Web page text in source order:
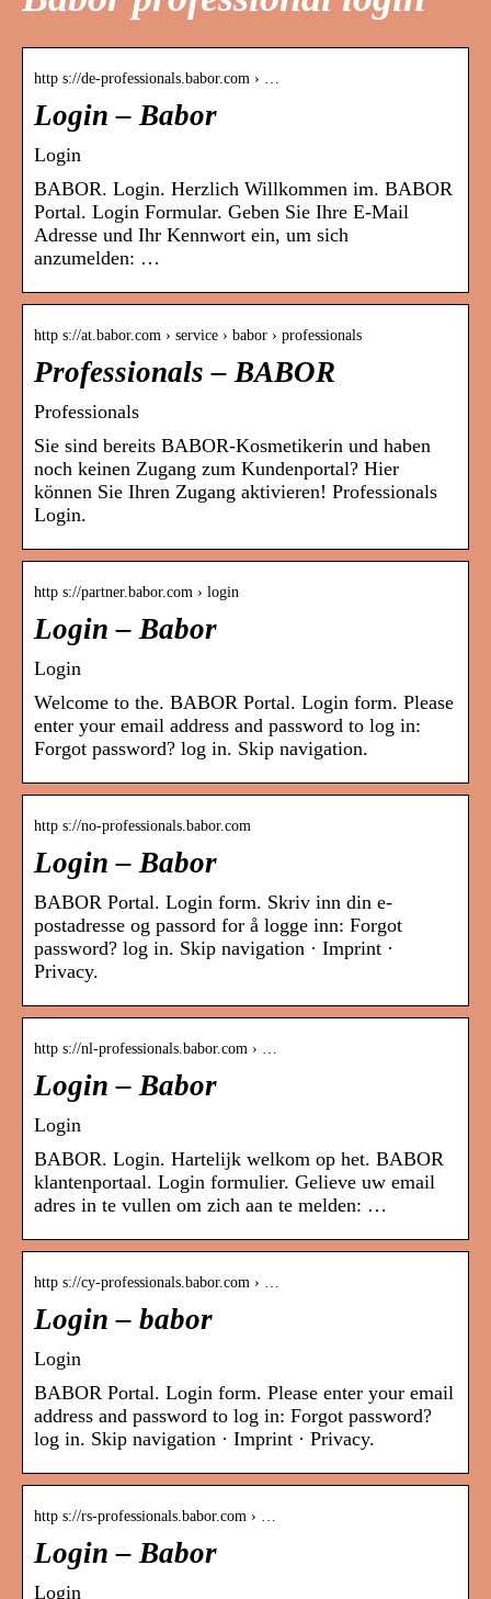
http s://de-professionals.babor.com › …
Login – Babor
Login
BABOR. Login. Herzlich Willkommen im. BABOR
Portal. Login Formular. Geben Sie Ihre E-Mail
Adresse und Ihr Kennwort ein, um sich
anzumelden: …
http s://at.babor.com › service › babor › professionals
Professionals – BABOR
Professionals
Sie sind bereits BABOR-Kosmetikerin und haben
noch keinen Zugang zum Kundenportal? Hier
können Sie Ihren Zugang aktivieren! Professionals
Login.
http s://partner.babor.com › login
Login – Babor
Login
Welcome to the. BABOR Portal. Login form. Please
enter your email address and password to log in:
Forgot password? log in. Skip navigation.
http s://no-professionals.babor.com
Login – Babor
BABOR Portal. Login form. Skriv inn din e-
postadresse og passord for å logge inn: Forgot
password? log in. Skip navigation · Imprint ·
Privacy.
http s://nl-professionals.babor.com › …
Login – Babor
Login
BABOR. Login. Hartelijk welkom op het. BABOR
klantenportaal. Login formulier. Gelieve uw email
adres in te vullen om zich aan te melden: …
http s://cy-professionals.babor.com › …
Login – babor
Login
BABOR Portal. Login form. Please enter your email
address and password to log in: Forgot password?
log in. Skip navigation · Imprint · Privacy.
http s://rs-professionals.babor.com › …
Login – Babor
Login